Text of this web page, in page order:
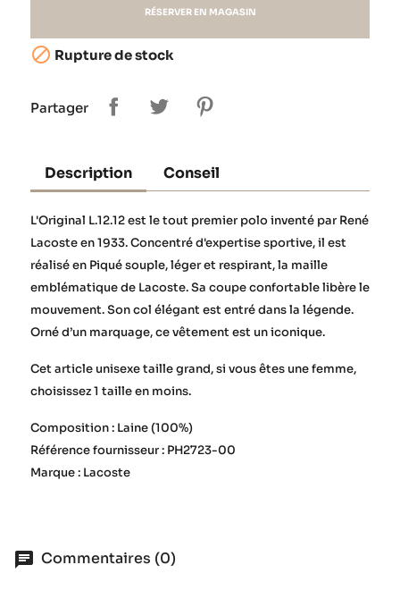
RÉSERVER EN MAGASIN
 Rupture de stock
Partager
Description Conseil
L'Original L.12.12 est le tout premier polo inventé par René
Lacoste en 1933. Concentré d'expertise sportive, il est
réalisé en Piqué souple, léger et respirant, la maille
emblématique de Lacoste. Sa coupe confortable libère le
mouvement. Son col élégant est entré dans la légende.
Orné d’un marquage, ce vêtement est un iconique.
Cet article unisexe taille grand, si vous êtes une femme,
choisissez 1 taille en moins.
Composition : Laine (100%)
Référence fournisseur : PH2723-00
Marque : Lacoste
Commentaires (0)